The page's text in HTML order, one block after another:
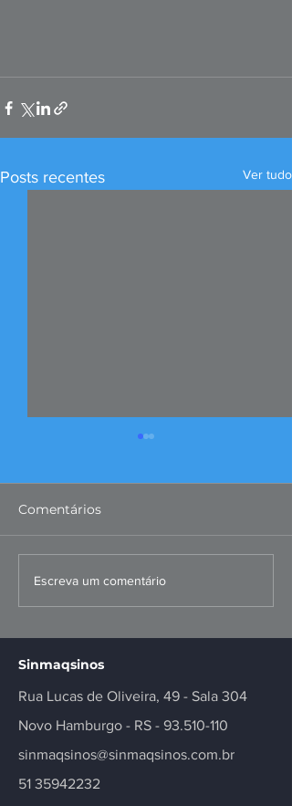
Posts recentes Ver tudo
FIERGS: corte da Selic é
positivo, mas
Comentários
Escreva um comentário
Sinmaqsinos
Rua Lucas de Oliveira, 49 - Sala 304
Novo Hamburgo - RS - 93.510-110
sinmaqsinos@sinmaqsinos.com.br
51 35942232